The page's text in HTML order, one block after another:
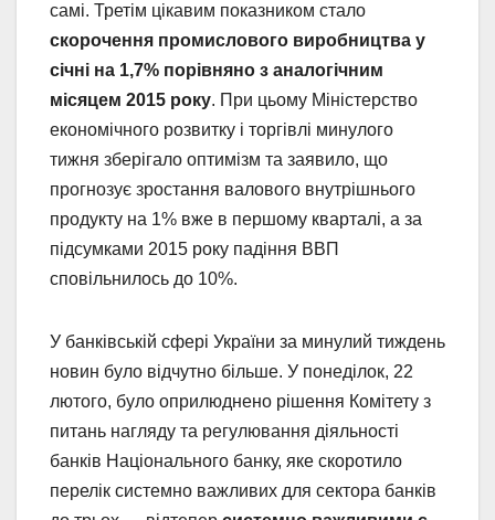
самі. Третім цікавим показником стало
скорочення промислового виробництва у
січні на 1,7% порівняно з аналогічним
місяцем 2015 року. При цьому Міністерство
економічного розвитку і торгівлі минулого
тижня зберігало оптимізм та заявило, що
прогнозує зростання валового внутрішнього
продукту на 1% вже в першому кварталі, а за
підсумками 2015 року падіння ВВП
сповільнилось до 10%.
У банківській сфері України за минулий тиждень
новин було відчутно більше. У понеділок, 22
лютого, було оприлюднено рішення Комітету з
питань нагляду та регулювання діяльності
банків Національного банку, яке скоротило
перелік системно важливих для сектора банків